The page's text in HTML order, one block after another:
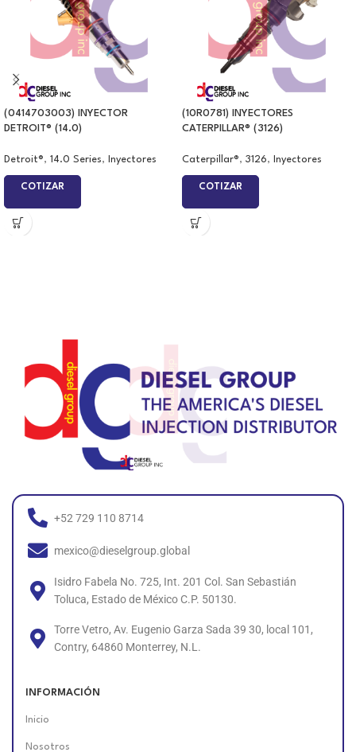
(0414703003) INYECTOR
DETROIT® (14.0)
Detroit®, 14.0 Series, Inyectores
COTIZAR
(10R0781) INYECTORES
CATERPILLAR® (3126)
Caterpillar®, 3126, Inyectores
COTIZAR
+52 729 110 8714
mexico@dieselgroup.global
Isidro Fabela No. 725, Int. 201 Col. San Sebastián
Toluca, Estado de México C.P. 50130.
Torre Vetro, Av. Eugenio Garza Sada 39 30, local 101,
Contry, 64860 Monterrey, N.L.
INFORMACIÓN
Inicio
Nosotros